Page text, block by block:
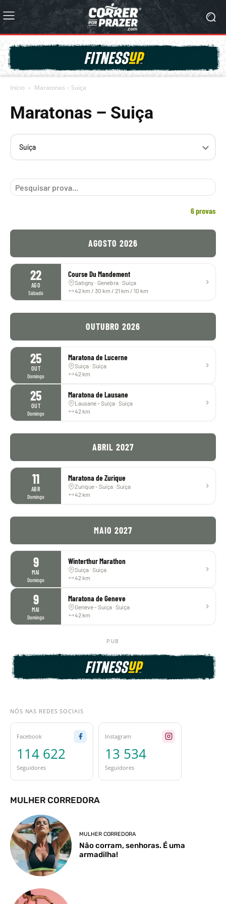
Início Maratonas – Suiça
Maratonas – Suiça
6 provas
AGOSTO 2026
22
AGO
Sábado
Course Du Mandement
Satigny · Genebra · Suíça
42 km / 30 km / 21 km / 10 km
OUTUBRO 2026
25
OUT
Domingo
Maratona de Lucerne
Suíça · Suíça
42 km
25
OUT
Domingo
Maratona de Lausane
Lausane - Suíça · Suíça
42 km
ABRIL 2027
11
ABR
Domingo
Maratona de Zurique
Zurique - Suíça · Suíça
42 km
MAIO 2027
9
MAI
Domingo
Winterthur Marathon
Suíça · Suíça
42 km
9
MAI
Domingo
Maratona de Geneve
Geneve - Suíça · Suíça
42 km
PUB
NÓS NAS REDES SOCIAIS
Facebook
114 622
Seguidores
Instagram
13 534
Seguidores
MULHER CORREDORA
MULHER CORREDORA
Não corram, senhoras. É uma
armadilha!